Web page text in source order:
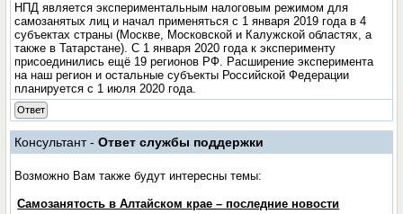
НПД является экспериментальным налоговым режимом для
самозанятых лиц и начал применяться с 1 января 2019 года в 4
субъектах страны (Москве, Московской и Калужской областях, а
также в Татарстане). С 1 января 2020 года к эксперименту
присоединились ещё 19 регионов РФ. Расширение эксперимента
на наш регион и остальные субъекты Российской Федерации
планируется с 1 июля 2020 года.
Ответ
Консультант -Ответ службы поддержки
Возможно Вам также будут интересны темы:
Самозанятость в Алтайском крае – последние новости